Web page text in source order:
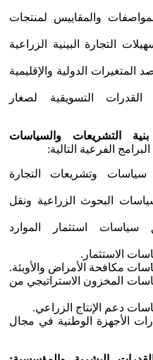
والمقاييس لمنتجات
التجارة البينية الزراعية
المتغيرات الدولية والإقليمية
القدرات التسويقية لصغار
بنية التشريعات والسياسات
الفرعية التالية:
سياسات وتشريعات التجارة
البحوث الزراعية ونقل
سياسات استثمار الموارد
الاستثمار.
مكافحة الأمراض والأوبئة.
المخزون الاستراتيجي من
دعم الإنتاج الزراعي.
الأجهزة الوطنية في مجال